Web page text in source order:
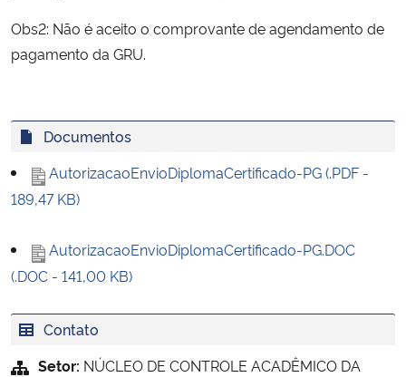
Obs2: Não é aceito o comprovante de agendamento de
pagamento da GRU.
Documentos
AutorizacaoEnvioDiplomaCertificado-PG (.PDF -
189,47 KB)
AutorizacaoEnvioDiplomaCertificado-PG.DOC
(.DOC - 141,00 KB)
Contato
Setor: NÚCLEO DE CONTROLE ACADÊMICO DA